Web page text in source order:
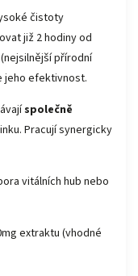
čistoty
již 2 hodiny od
(nejsilnější přírodní
jeho efektivnost.
společně
Pracují synergicky
vitálních hub nebo
extraktu (vhodné